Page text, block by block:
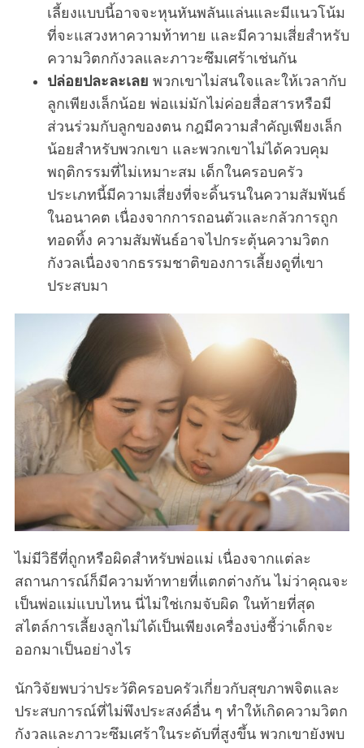
เลี้ยงแบบนี้อาจจะหุนหันพลันแล่นและมีแนวโน้ม
ที่จะแสวงหาความท้าทาย และมีความเสี่ยสำหรับ
ความวิตกกังวลและภาวะซึมเศร้าเช่นกัน
ปล่อยปละละเลย พวกเขาไม่สนใจและให้เวลากับ
ลูกเพียงเล็กน้อย พ่อแม่มักไม่ค่อยสื่อสารหรือมี
ส่วนร่วมกับลูกของตน กฎมีความสำคัญเพียงเล็ก
น้อยสำหรับพวกเขา และพวกเขาไม่ได้ควบคุม
พฤติกรรมที่ไม่เหมาะสม เด็กในครอบครัว
ประเภทนี้มีความเสี่ยงที่จะดิ้นรนในความสัมพันธ์
ในอนาคต เนื่องจากการถอนตัวและกลัวการถูก
ทอดทิ้ง ความสัมพันธ์อาจไปกระตุ้นความวิตก
กังวลเนื่องจากธรรมชาติของการเลี้ยงดูที่เขา
ประสบมา
ไม่มีวิธีที่ถูกหรือผิดสำหรับพ่อแม่ เนื่องจากแต่ละ
สถานการณ์ก็มีความท้าทายที่แตกต่างกัน ไม่ว่าคุณจะ
เป็นพ่อแม่แบบไหน นี่ไม่ใช่เกมจับผิด ในท้ายที่สุด
สไตล์การเลี้ยงลูกไม่ได้เป็นเพียงเครื่องบ่งชี้ว่าเด็กจะ
ออกมาเป็นอย่างไร
นักวิจัยพบว่าประวัติครอบครัวเกี่ยวกับสุขภาพจิตและ
ประสบการณ์ที่ไม่พึงประสงค์อื่น ๆ ทำให้เกิดความวิตก
กังวลและภาวะซึมเศร้าในระดับที่สูงขึ้น พวกเขายังพบ